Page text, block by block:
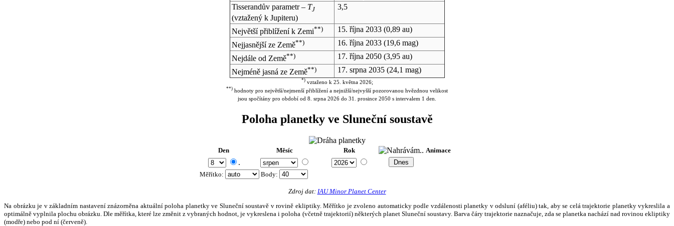
Tisserandův parametr – TJ
(vztažený k Jupiteru)
3,5
Největší přiblížení k Zemi**) 15. října 2033(0,89 au)
Nejjasnější ze Země**) 16. října 2033(19,6 mag)
Nejdále od Země**) 17. října 2050(3,95 au)
Nejméně jasná ze Země**) 17. srpna 2035(24,1 mag)
*)vztaženo k 25. května 2026;
**) hodnoty pro největší/nejmenší přiblížení a nejnižší/nejvyšší pozorovanou hvězdnou velikost
jsou spočítány pro období od 8. srpna 2026 do 31. prosince 2050 s intervalem 1 den.
Poloha planetky ve Sluneční soustavě
Den Měsíc Rok Animace
.
Měřítko: Body:
Zdroj dat: IAU Minor Planet Center
Na obrázku je v základním nastavení znázorněna aktuální poloha planetky ve Sluneční soustavě v rovině ekliptiky. Měřítko je zvoleno automaticky podle vzdálenosti planetky v odsluní (aféliu) tak, aby se celá trajektorie planetky vykreslila a
optimálně vyplnila plochu obrázku. Dle měřítka, které lze změnit z vybraných hodnot, je vykreslena i poloha (včetně trajektorií) některých planet Sluneční soustavy. Barva čáry trajektorie naznačuje, zda se planetka nachází nad rovinou ekliptiky
(modře) nebo pod ní (červeně).